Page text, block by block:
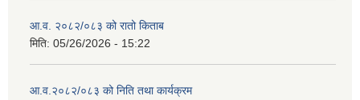
आ.व. २०८२/०८३ को रातो किताब
मिति: 05/26/2026 - 15:22
आ.व.२०८२/०८३ को निति तथा कार्यक्रम